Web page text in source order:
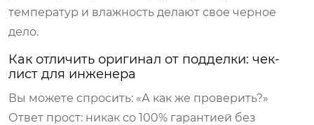
температур и влажность делают свое черное
дело.
Как отличить оригинал от подделки: чек-
лист для инженера
Вы можете спросить: «А как же проверить?»
Ответ прост: никак со 100% гарантией без